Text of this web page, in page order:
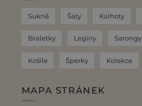
Sukně Šaty Kalhoty
Braletky Legíny Sarongy
Košile Šperky Kolekce
MAPA STRÁNEK